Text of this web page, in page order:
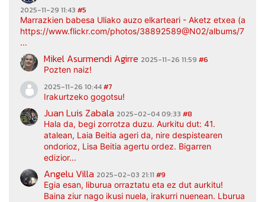
2025-11-29 11:43 #5
Marrazkien babesa Uliako auzo elkarteari - Aketz etxea
https://www.flickr.com/photos/38892589@N02/albums/
...
Mikel Asurmendi Agirre 2025-11-26 11:59 #6
Pozten naiz!
2025-11-26 10:44#7
Irakurtzeko gogotsu!
Juan Luis Zabala 2025-02-04 09:33 #8
Hala da, begi zorrotza duzu. Aurkitu dut: 41.
atalean, Laia Beitia ageri da, nire despistearen
ondorioz, Lisa Beitia agertu ordez. Bigarren
edizior...
Angelu Villa 2025-02-03 21:11 #9
Egia esan, liburua orraztatu eta ez dut aurkitu!
Baina ziur nago ikusi nuela, irakurri nuenean. Lburua